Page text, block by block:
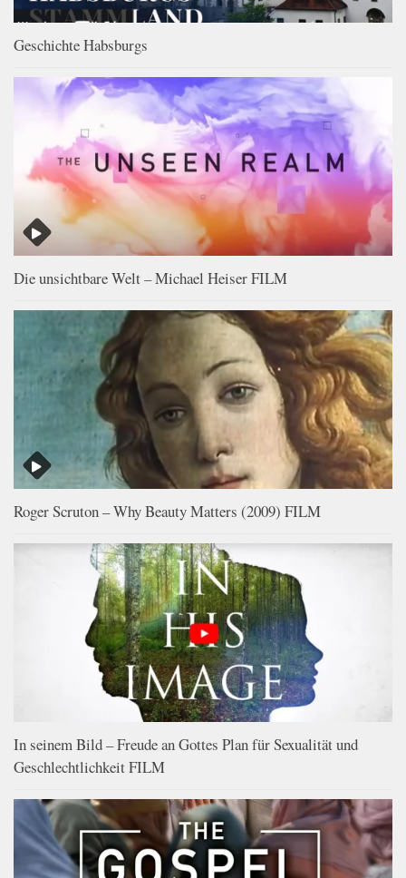
Geschichte Habsburgs
Die unsichtbare Welt – Michael Heiser FILM
Roger Scruton – Why Beauty Matters (2009) FILM
In seinem Bild – Freude an Gottes Plan für Sexualität und
Geschlechtlichkeit FILM